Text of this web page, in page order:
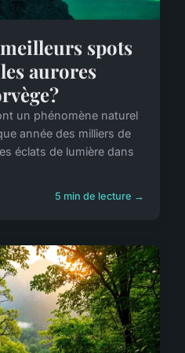
spots
aurores
un phénomène naturel
année des milliers de
éclats de lumière dans
5 min de lecture →